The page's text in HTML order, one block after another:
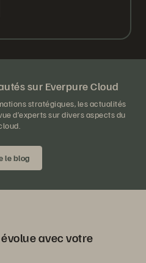
sur Everpure Cloud
stratégiques, les actualités
d’experts sur divers aspects du
le blog
avec votre